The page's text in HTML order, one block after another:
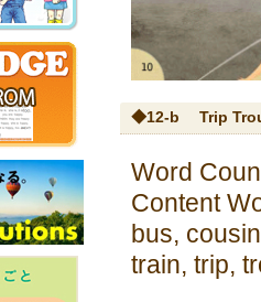
◆12-b Trip
Word
Content
bus,
train, trip,